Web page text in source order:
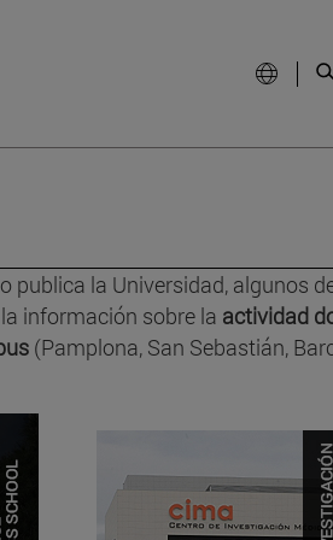
publica la Universidad, algunos
información sobre la actividad
(Pamplona, San Sebastián,